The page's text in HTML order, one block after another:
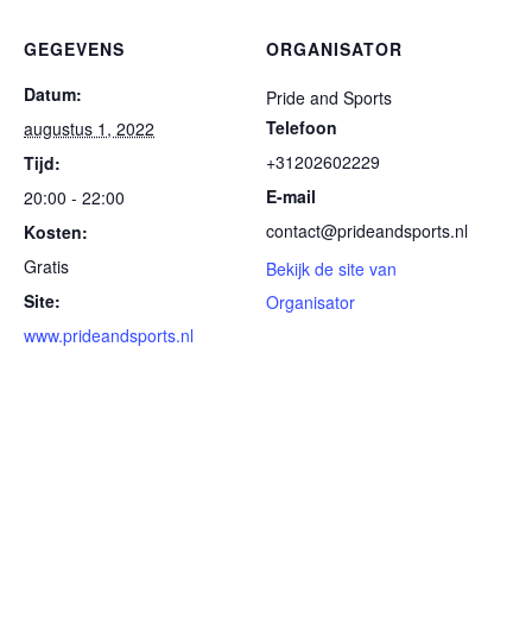
GEGEVENS
Datum:
augustus 1, 2022
Tijd:
20:00 - 22:00
Kosten:
Gratis
Site:
www.prideandsports.nl
ORGANISATOR
Pride and Sports
Telefoon
+31202602229
E-mail
contact@prideandsports.nl
Bekijk de site van
Organisator